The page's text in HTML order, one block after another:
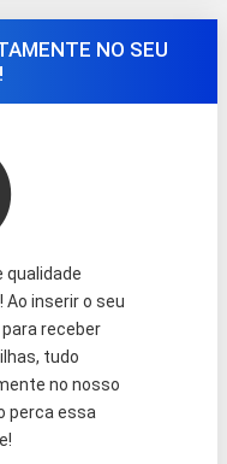
NO SEU
qualidade
inserir o seu
receber
tudo
no nosso
perca essa